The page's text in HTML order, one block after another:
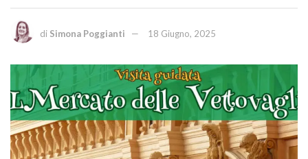
di Simona Poggianti 18 Giugno, 2025